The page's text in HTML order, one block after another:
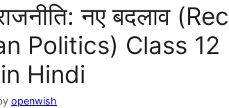
नए बदलाव
Politics) Class
Hindi
openwish